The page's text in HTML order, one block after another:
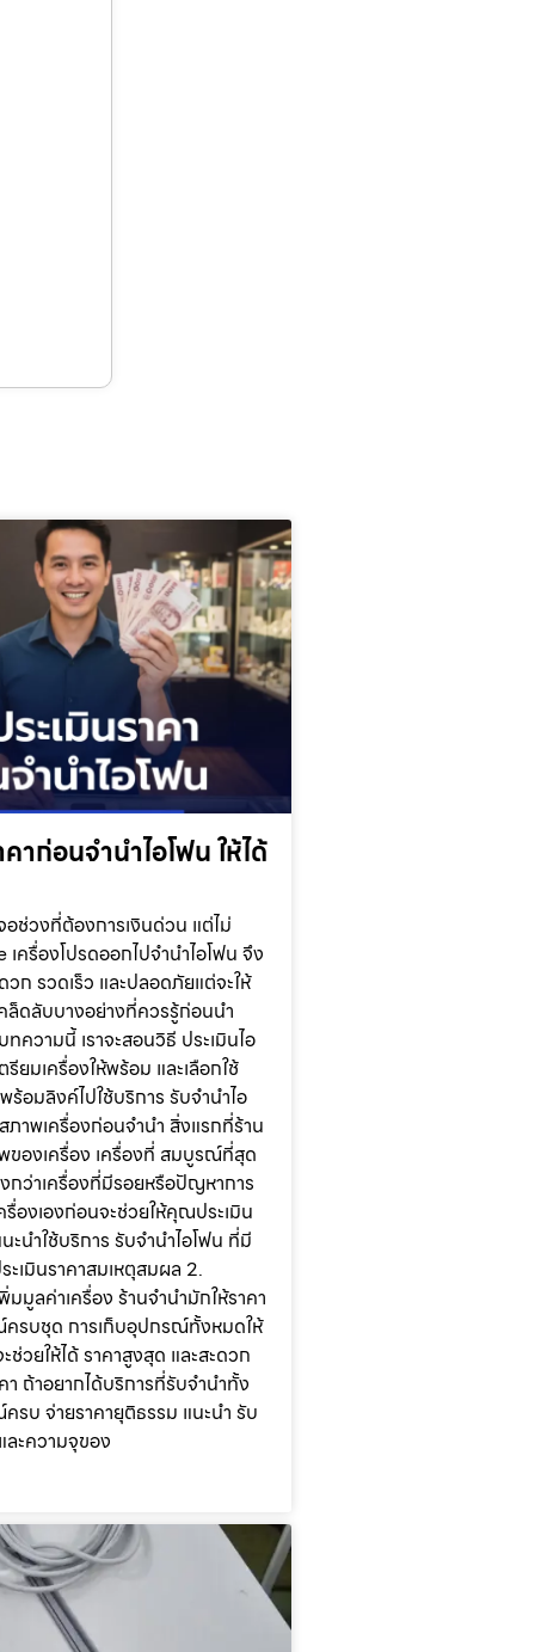
าก่อนจำนำไอโฟน ให้ได้
อช่วงที่ต้องการเงินด่วน แต่ไม่
ครื่องโปรดออกไปจำนำไอโฟน จึง
วก รวดเร็ว และปลอดภัยแต่จะให้
ล็ดลับบางอย่างที่ควรรู้ก่อนนำ
ทความนี้ เราจะสอนวิธี ประเมินไอ
ยมเครื่องให้พร้อม และเลือกใช้
ร้อมลิงค์ไปใช้บริการ รับจำนำไอ
ภาพเครื่องก่อนจำนำ สิ่งแรกที่ร้าน
ของเครื่อง เครื่องที่ สมบูรณ์ที่สุด
กว่าเครื่องที่มีรอยหรือปัญหาการ
องเองก่อนจะช่วยให้คุณประเมิน
ะนำใช้บริการ รับจำนำไอโฟน ที่มี
เมินราคาสมเหตุสมผล 2.
มูลค่าเครื่อง ร้านจำนำมักให้ราคา
รบชุด การเก็บอุปกรณ์ทั้งหมดให้
วยให้ได้ ราคาสูงสุด และสะดวก
า ถ้าอยากได้บริการที่รับจำนำทั้ง
รบ จ่ายราคายุติธรรม แนะนำ รับ
ละความจุของ